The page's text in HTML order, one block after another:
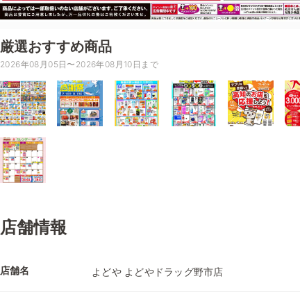
厳選おすすめ商品
2026年08月05日〜2026年08月10日まで
店舗情報
店舗名 よどや よどやドラッグ野市店